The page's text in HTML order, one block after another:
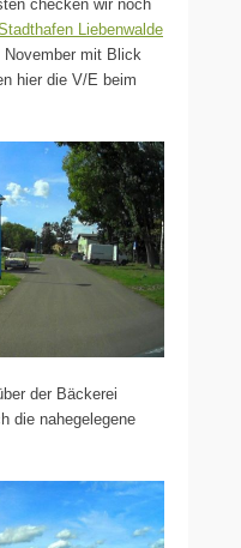
checken wir noch
Liebenwalde
mit Blick
hier die V/E beim
der Bäckerei
die nahegelegene